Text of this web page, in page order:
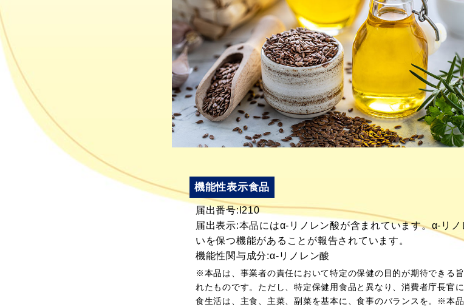
機能性表示食品
届出番号:I210
届出表示:本品にはα-リノレン酸が含まれています。α-リ
いを保つ機能があることが報告されています。
機能性関与成分:α-リノレン酸
※本品は、事業者の責任において特定の保健の目的が期待できる
れたものです。ただし、特定保健用食品と異なり、消費者庁長官
食生活は、主食、主菜、副菜を基本に、食事のバランスを。※本